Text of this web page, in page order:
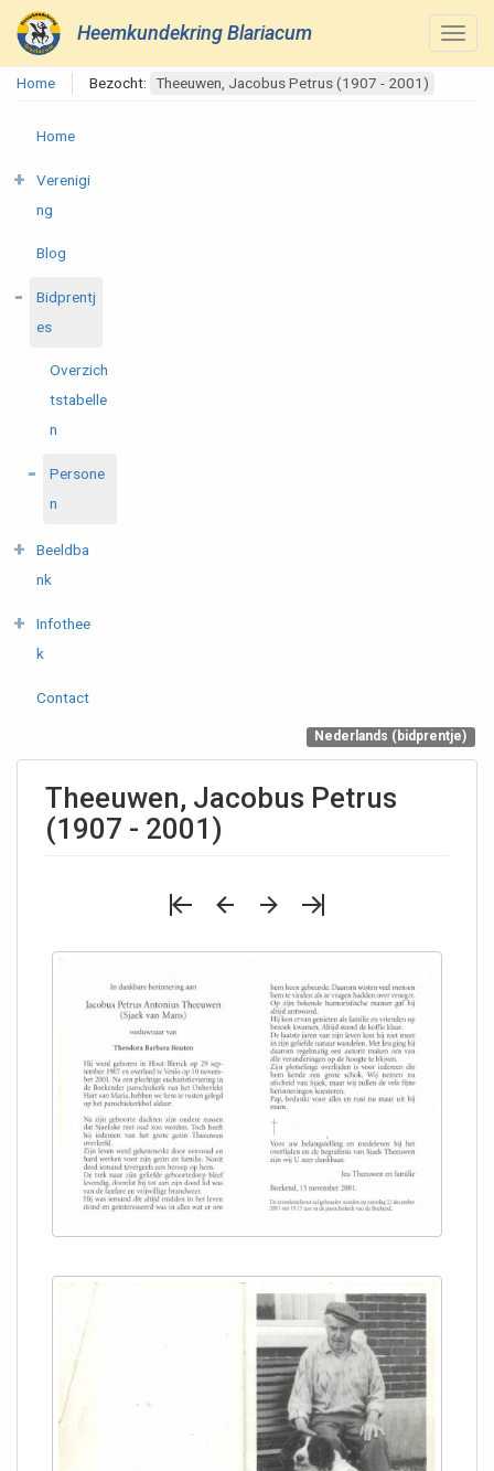
Heemkundekring Blariacum
Home Bezocht: Theeuwen, Jacobus Petrus (1907 - 2001)
Home
Verenigi
ng
Blog
Bidprentj
es
Overzich
tstabelle
n
Persone
n
Beeldba
nk
Infothee
k
Contact
Nederlands (bidprentje)
Theeuwen, Jacobus Petrus
(1907 - 2001)